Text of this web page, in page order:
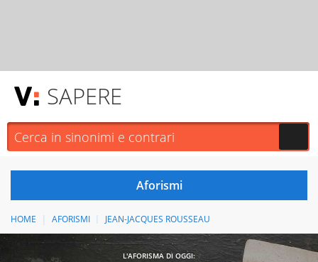
SAPERE
HOME AFORISMI JEAN-JACQUES ROUSSEAU
L'AFORISMA DI OGGI: